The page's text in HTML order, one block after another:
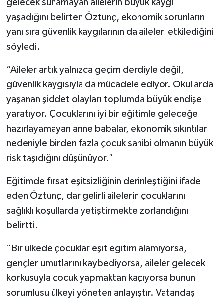
gelecek sunamayan ailelerin büyük kaygı
yaşadığını belirten Öztunç, ekonomik sorunların
yanı sıra güvenlik kaygılarının da aileleri etkilediğini
söyledi.
“Aileler artık yalnızca geçim derdiyle değil,
güvenlik kaygısıyla da mücadele ediyor. Okullarda
yaşanan şiddet olayları toplumda büyük endişe
yaratıyor. Çocuklarını iyi bir eğitimle geleceğe
hazırlayamayan anne babalar, ekonomik sıkıntılar
nedeniyle birden fazla çocuk sahibi olmanın büyük
risk taşıdığını düşünüyor.”
Eğitimde fırsat eşitsizliğinin derinleştiğini ifade
eden Öztunç, dar gelirli ailelerin çocuklarını
sağlıklı koşullarda yetiştirmekte zorlandığını
belirtti.
“Bir ülkede çocuklar eşit eğitim alamıyorsa,
gençler umutlarını kaybediyorsa, aileler gelecek
korkusuyla çocuk yapmaktan kaçıyorsa bunun
sorumlusu ülkeyi yöneten anlayıştır. Vatandaş